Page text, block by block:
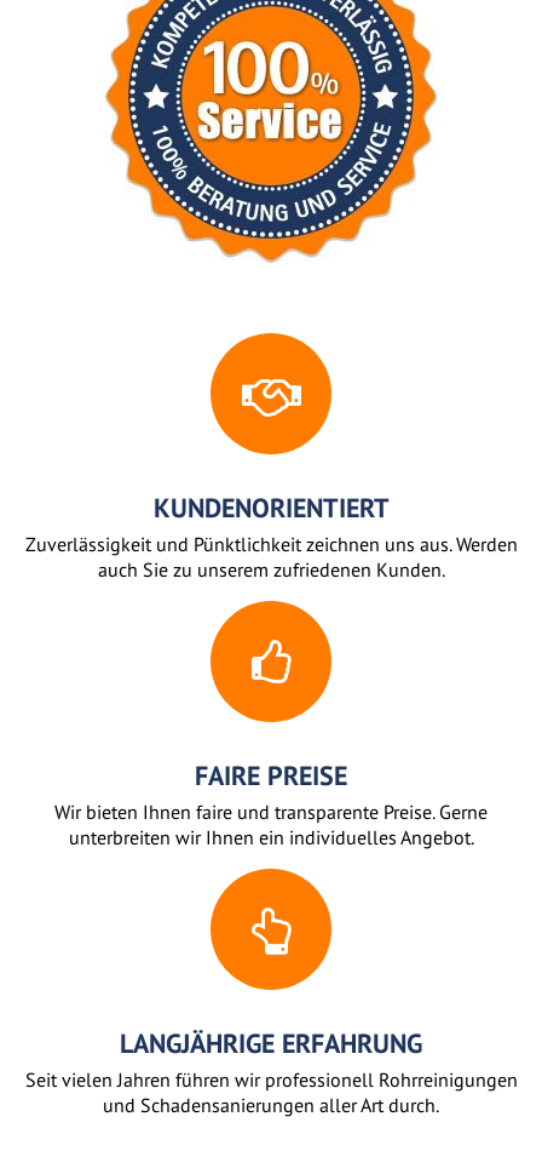
KUNDENORIENTIERT
Zuverlässigkeit und Pünktlichkeit zeichnen uns aus. Werden
auch Sie zu unserem zufriedenen Kunden.
FAIRE PREISE
Wir bieten Ihnen faire und transparente Preise. Gerne
unterbreiten wir Ihnen ein individuelles Angebot.
LANGJÄHRIGE ERFAHRUNG
Seit vielen Jahren führen wir professionell Rohrreinigungen
und Schadensanierungen aller Art durch.